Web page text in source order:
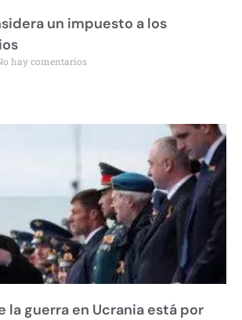
un impuesto a los
hay comentarios
la guerra en Ucrania está por